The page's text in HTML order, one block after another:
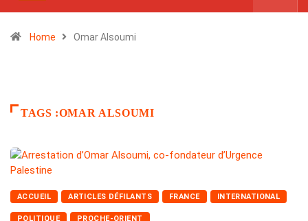
Home Omar Alsoumi
TAGS :OMAR ALSOUMI
ACCUEIL ARTICLES DÉFILANTS FRANCE INTERNATIONAL
POLITIQUE PROCHE-ORIENT